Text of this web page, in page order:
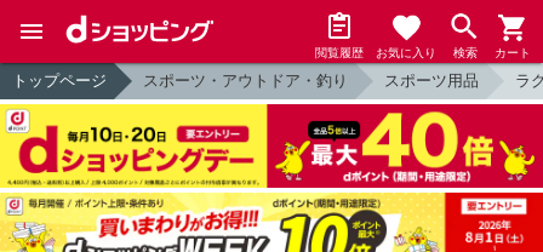
閲覧履歴 お気に入り 検索 カート
トップページ スポーツ・アウトドア・釣り スポーツ用品 ラ